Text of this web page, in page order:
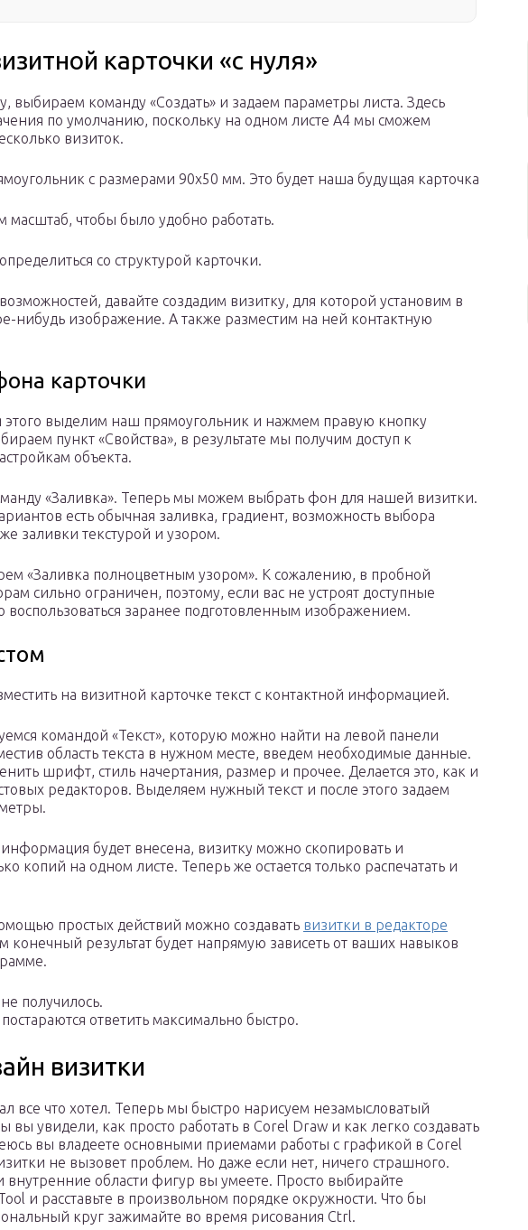
карточки «с нуля»
выбираем команду «Создать» и задаем параметры листа. Здесь
по умолчанию, поскольку на одном листе А4 мы сможем
визиток.
с размерами 90х50 мм. Это будет наша будущая карточка
масштаб, чтобы было удобно работать.
со структурой карточки.
давайте создадим визитку, для которой установим в
нибудь изображение. А также разместим на ней контактную
карточки
этого выделим наш прямоугольник и нажмем правую кнопку
пункт «Свойства», в результате мы получим доступ к
объекта.
«Заливка». Теперь мы можем выбрать фон для нашей визитки.
есть обычная заливка, градиент, возможность выбора
заливки текстурой и узором.
«Заливка полноцветным узором». К сожалению, в пробной
сильно ограничен, поэтому, если вас не устроят доступные
воспользоваться заранее подготовленным изображением.
на визитной карточке текст с контактной информацией.
командой «Текст», которую можно найти на левой панели
область текста в нужном месте, введем необходимые данные.
шрифт, стиль начертания, размер и прочее. Делается это, как и
редакторов. Выделяем нужный текст и после этого задаем
информация будет внесена, визитку можно скопировать и
копий на одном листе. Теперь же остается только распечатать и
простых действий можно создавать визитки в редакторе
конечный результат будет напрямую зависеть от ваших навыков
получилось.
ответить максимально быстро.
визитки
все что хотел. Теперь мы быстро нарисуем незамысловатый
вы увидели, как просто работать в Corel Draw и как легко создавать
вы владеете основными приемами работы с графикой в Corel
не вызовет проблем. Но даже если нет, ничего страшного.
внутренние области фигур вы умеете. Просто выбирайте
и расставьте в произвольном порядке окружности. Что бы
круг зажимайте во время рисования Ctrl.